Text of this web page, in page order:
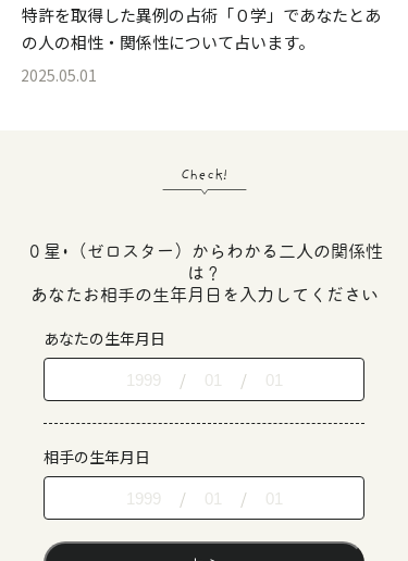
特許を取得した異例の占術「０学」であなたとあ
の人の相性・関係性について占います。
2025.05.01
Check!
０星･（ゼロスター）からわかる二人の関係性
は？
あなたお相手の生年月日を入力してください
あなたの生年月日
/ /
相手の生年月日
/ /